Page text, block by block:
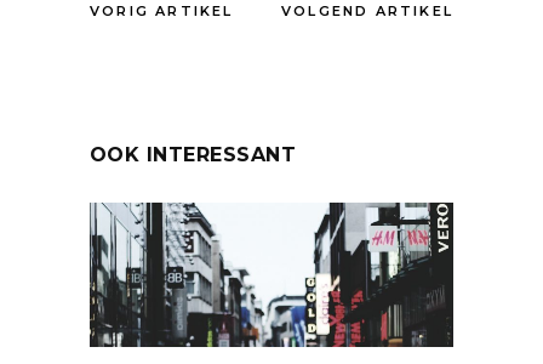
VORIG ARTIKEL VOLGEND ARTIKEL
OOK INTERESSANT